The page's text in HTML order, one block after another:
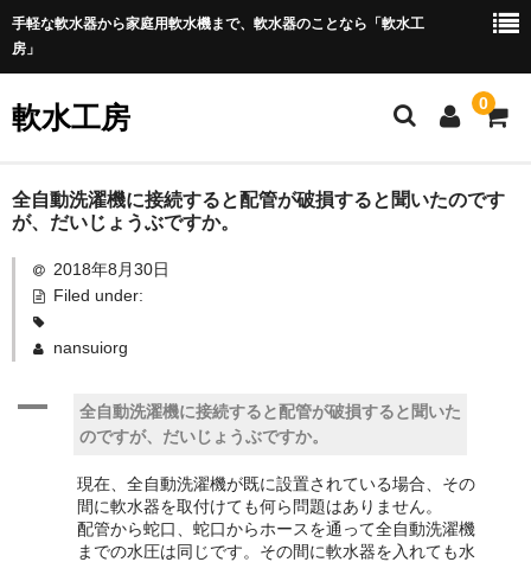
手軽な軟水器から家庭用軟水機まで、軟水器のことなら「軟水工
房」
軟水工房 0
ホーム
純水器
軟水器
全自動洗濯機用
全自動タイプ
業務用手動タイプ
全自動洗濯機に接続すると配管が破損すると聞いたのです
が、だいじょうぶですか。
2018年8月30日
Filed under:
nansuiorg
A
全自動洗濯機に接続すると配管が破損すると聞いた
のですが、だいじょうぶですか。
現在、全自動洗濯機が既に設置されている場合、その
間に軟水器を取付けても何ら問題はありません。
配管から蛇口、蛇口からホースを通って全自動洗濯機
までの水圧は同じです。その間に軟水器を入れても水